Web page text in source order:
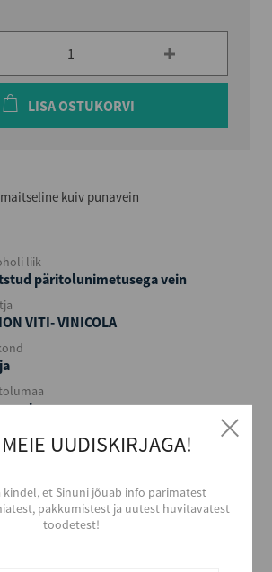
LISA OSTUKORVI
kuiv punavein
liik
päritolunimetusega vein
VITI- VINICOLA
Tempranillo, Garciano
UUDISKIRJAGA!
kindel, et Sinuni jõuab info parimatest
pakkumistest ja uutest huvitavatest
toodetest!